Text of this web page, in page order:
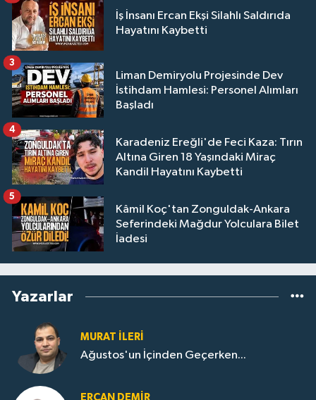
İş İnsanı Ercan Ekşi Silahlı Saldırıda
Hayatını Kaybetti
Liman Demiryolu Projesinde Dev
İstihdam Hamlesi: Personel Alımları
Başladı
3
Karadeniz Ereğli'de Feci Kaza: Tırın
Altına Giren 18 Yaşındaki Miraç
Kandil Hayatını Kaybetti
4
Kâmil Koç'tan Zonguldak-Ankara
Seferindeki Mağdur Yolculara Bilet
İadesi
5
Yazarlar
MURAT İLERI
Ağustos'un İçinden Geçerken...
ERCAN DEMIR